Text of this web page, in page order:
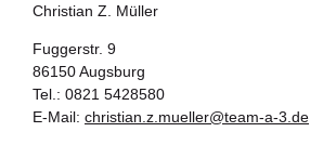
Christian Z. Müller
Fuggerstr. 9
86150 Augsburg
Tel.: 0821 5428580
E-Mail: christian.z.mueller@team-a-3.de